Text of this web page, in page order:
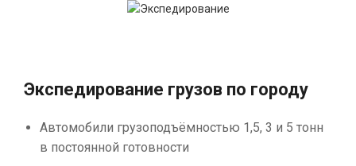
Экспедирование грузов по городу
Автомобили грузоподъёмностью 1,5, 3 и 5 тонн
в постоянной готовности